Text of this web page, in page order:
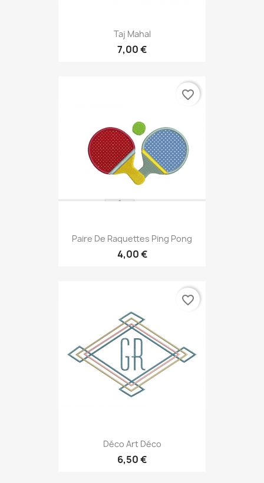
Taj Mahal
7,00 €
Paire De Raquettes Ping Pong
4,00 €
favorite_border
Déco Art Déco
6,50 €
favorite_border